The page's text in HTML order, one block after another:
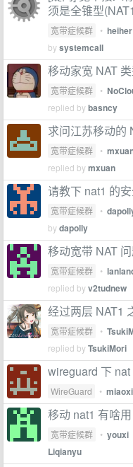
须是全锥型
宽带症候群 • heiher
bysystemcall
移动家宽 NAT
宽带症候群 •
replied bybasncy
求问江苏移动的
宽带症候群 •
replied bymxuan
请教下 nat1 的
宽带症候群 •
bydapolly
移动宽带 NAT 问
宽带症候群 •
replied byv2tudnew
经过两层 NAT1
宽带症候群 •
replied byTsukiMori
wireguard 下
WireGuard •
移动 nat1 有啥用
宽带症候群 • youxi
Liqianyu